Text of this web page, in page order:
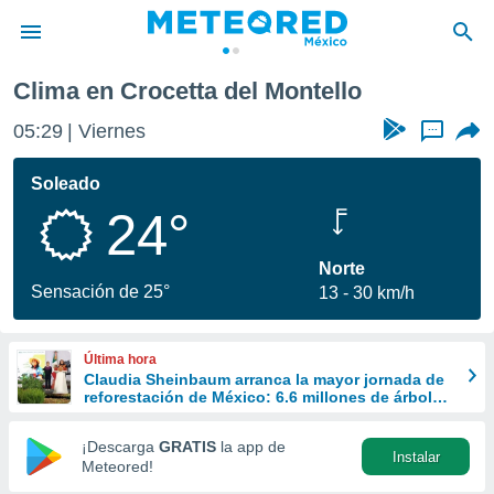
de
ha sido
calidad.
a este
las
y
forma
digital
basada
Clima en Crocetta del Montello
05:29 Viernes ...
Soleado
24°
Sensación de 25°
Norte
13
30 km/h
Última hora
Claudia Sheinbaum arranca la mayor jornada de
reforestación de México: 6.6 millones de árboles
¡Descarga GRATIS la app de
Meteored!
Instalar